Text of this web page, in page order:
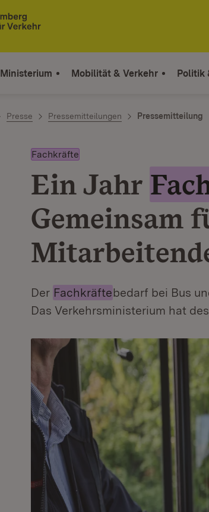
Ministerium Mobilität & Verkehr Politik
Presse Pressemitteilungen Pressemitteilung
Fachkräfte
Ein Jahr
Gemeinsam
Der Fachkräftebedarf bei Bus
Das Verkehrsministerium hat